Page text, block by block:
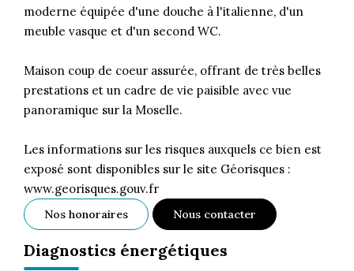
moderne équipée d'une douche à l'italienne, d'un
meuble vasque et d'un second WC.
Maison coup de coeur assurée, offrant de très belles
prestations et un cadre de vie paisible avec vue
panoramique sur la Moselle.
Les informations sur les risques auxquels ce bien est
exposé sont disponibles sur le site Géorisques :
www.georisques.gouv.fr
Nos honoraires Nous contacter
Diagnostics énergétiques